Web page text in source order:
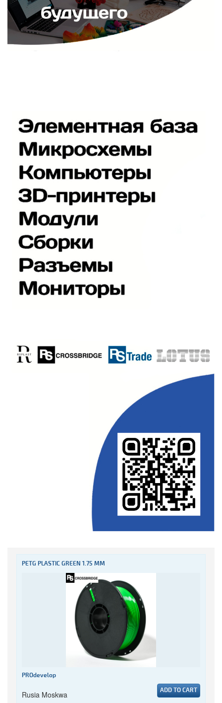
PETG PLASTIC GREEN 1.75 MM
PROdevelop
Rusia Moskwa ADD TO CART